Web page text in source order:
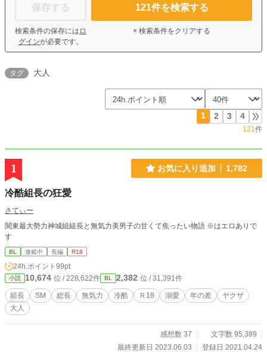
保存する
検索条件の保存には ロ
グインが必要です。
121件を検索する
× 検索条件をクリアする
タグ 大人
1 2 3 4
121件
1 お気に入り追加 1,782
冷酷組長の狂愛
さてぃー
関東最大勢力神城組組長と無気力美男子の甘くて焦ったい物語 ※はエロありで
す
BL 連載中 長編 R18
24h.ポイント 99pt
小説 10,674 位 / 228,622件 BL 2,382 位 / 31,391件
組長 SM 総長 無気力 冷酷 Ｒ18 溺愛 年の差
ヤクザ
大人
感想数 37
文字数 95,389
最終更新日 2023.06.03
登録日 2021.04.24